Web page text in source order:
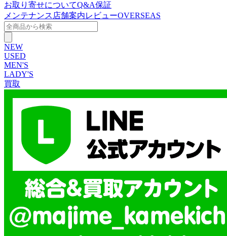
お取り寄せについてQ&A保証
メンテナンス 店舗案内レビューOVERSEAS
NEW
USED
MEN'S
LADY'S
買取